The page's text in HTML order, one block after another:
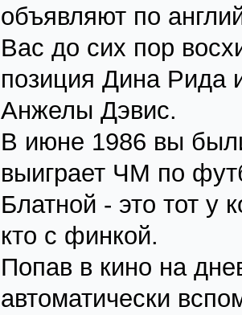
объявляют по
Вас до сих пор
позиция Дина Рида
Анжелы Дэвис.
В июне 1986 вы
выиграет ЧМ по
Блатной - это тот у
кто с финкой.
Попав в кино на
автоматически